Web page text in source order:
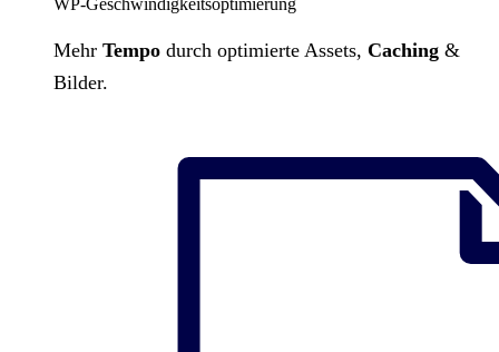
Mehr Tempo durch optimierte Assets, Caching &
Bilder.